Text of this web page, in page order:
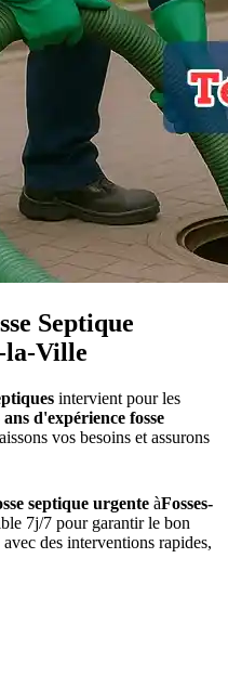
Septique
la-Ville
intervient pour les
ans d'expérience fosse
vos besoins et assurons
septique urgente àFosses-
7j/7 pour garantir le bon
des interventions rapides,